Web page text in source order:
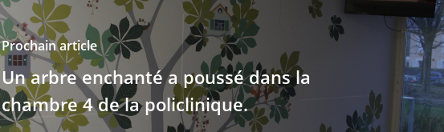
Prochain article
Un arbre enchanté a poussé dans la
chambre 4 de la policlinique.